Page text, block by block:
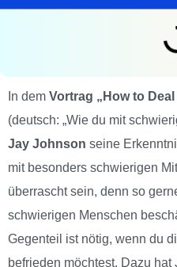
In dem Vortrag „How to
(deutsch: „Wie du mit
Jay Johnson seine
mit besonders schwierigen
überrascht sein, denn so
schwierigen Menschen
Gegenteil ist nötig, wenn du
befrieden möchtest. Dazu